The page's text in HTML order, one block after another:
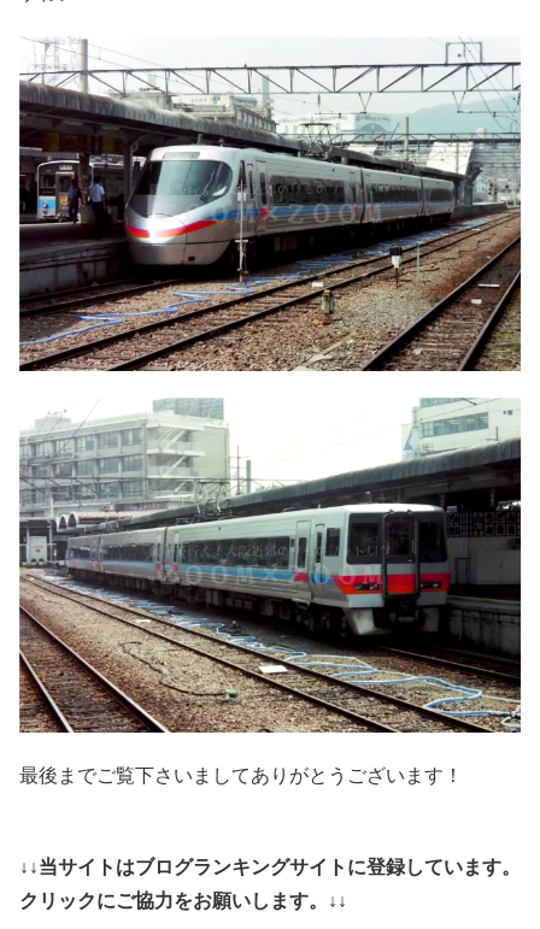
最後までご覧下さいましてありがとうございます！
↓↓当サイトはブログランキングサイトに登録しています。
クリックにご協力をお願いします。↓↓